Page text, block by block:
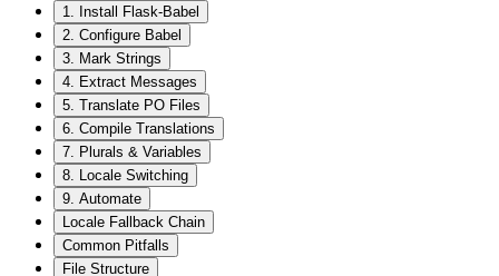
1. Install Flask-Babel
2. Configure Babel
3. Mark Strings
4. Extract Messages
5. Translate PO Files
6. Compile Translations
7. Plurals & Variables
8. Locale Switching
9. Automate
Locale Fallback Chain
Common Pitfalls
File Structure